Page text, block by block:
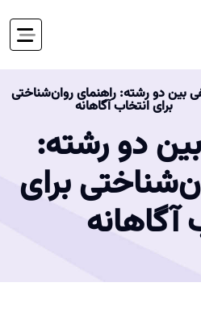
بین دو رشته: راهنمای روان‌شناختی
برای انتخاب آگاهانه
دو رشته:
برای
آگاهانه